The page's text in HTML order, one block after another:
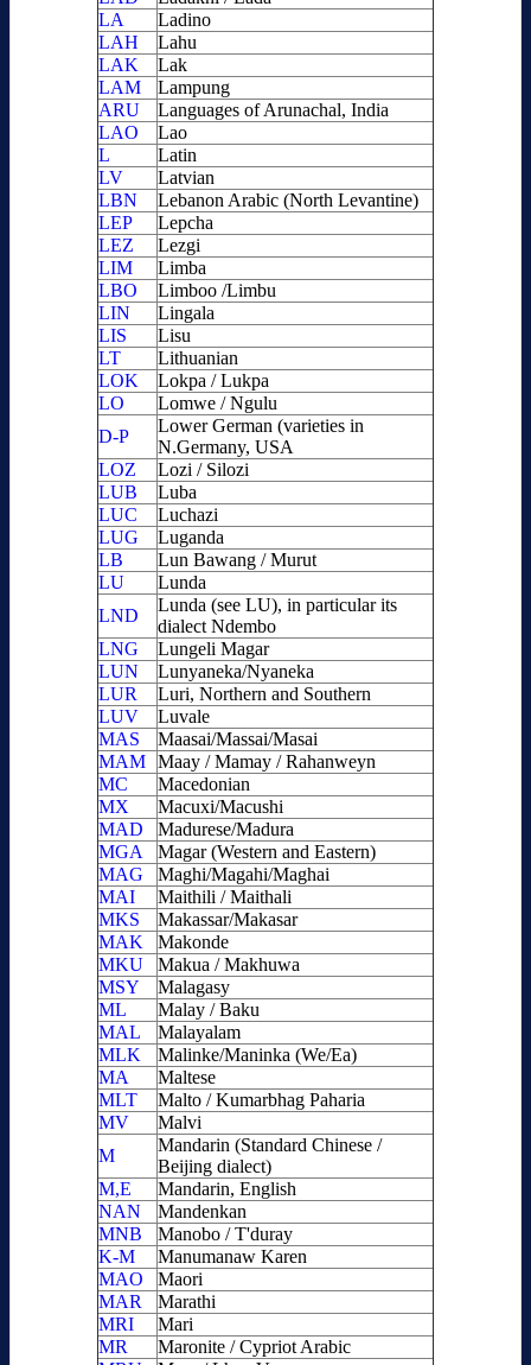
LA
Ladino
LAH
Lahu
LAK
Lak
LAM
Lampung
ARU
Languages of Arunachal, India
LAO
Lao
L
Latin
LV
Latvian
LBN
Lebanon Arabic (North Levantine)
LEP
Lepcha
LEZ
Lezgi
LIM
Limba
LBO
Limboo /Limbu
LIN
Lingala
LIS
Lisu
LT
Lithuanian
LOK
Lokpa / Lukpa
LO
Lomwe / Ngulu
D-P
Lower German (varieties in
N.Germany, USA
LOZ
Lozi / Silozi
LUB
Luba
LUC
Luchazi
LUG
Luganda
LB
Lun Bawang / Murut
LU
Lunda
LND
Lunda (see LU), in particular its
dialect Ndembo
LNG
Lungeli Magar
LUN
Lunyaneka/Nyaneka
LUR
Luri, Northern and Southern
LUV
Luvale
MAS
Maasai/Massai/Masai
MAM Maay / Mamay / Rahanweyn
MC
Macedonian
MX
Macuxi/Macushi
MAD
Madurese/Madura
MGA
Magar (Western and Eastern)
MAG
Maghi/Magahi/Maghai
MAI
Maithili / Maithali
MKS
Makassar/Makasar
MAK
Makonde
MKU
Makua / Makhuwa
MSY
Malagasy
ML
Malay / Baku
MAL
Malayalam
MLK
Malinke/Maninka (We/Ea)
MA
Maltese
MLT
Malto / Kumarbhag Paharia
MV
Malvi
M
Mandarin (Standard Chinese /
Beijing dialect)
M,E
Mandarin, English
NAN
Mandenkan
MNB
Manobo / T'duray
K-M
Manumanaw Karen
MAO
Maori
MAR
Marathi
MRI
Mari
MR
Maronite / Cypriot Arabic